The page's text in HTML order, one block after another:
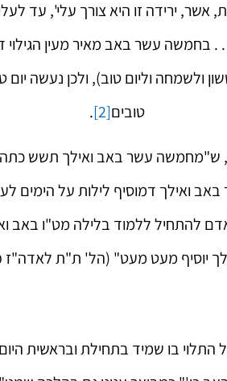
אשר, ירידה זו היא צורך עלי', עד
. . בחמשה עשר באב מאיר מעין
ולשמחה וליום טוב), ולכן נעשה יום
טובים[2]
.
עשר באב ואילך תשש כתה
ואילך דמוסיף לילות על הימים
להתחיל ללמוד בלילה מט"ו באב
יוסיף מעט מעט" (הל' ת"ת
בו שמיד בתחילת ובראשית